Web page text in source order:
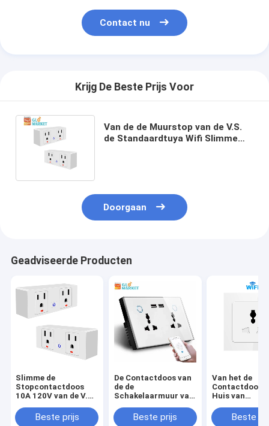
Contact nu
Krijg De Beste Prijs Voor
Van de de Muurstop van de V.S.
de Standaardtuya Wifi Slimme
Doorgaan
Geadviseerde Producten
Slimme de
Stopcontactdoos
10A 120V van de V.S.
Beste prijs
De Contactdoos van
de de
Schakelaarmuur van
Tuyasmart home de
Dubbele Huidige
Beste prijs
Van het de
Huis van
Slimme van de
Beste